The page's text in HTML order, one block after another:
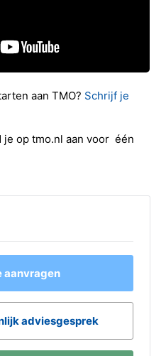
aan TMO? Schrijf je
je op tmo.nl aan voor één
aanvragen
adviesgesprek